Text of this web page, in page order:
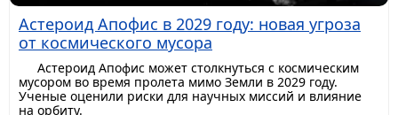
Астероид Апофис в 2029 году: новая угроза
от космического мусора
Астероид Апофис может столкнуться с космическим
мусором во время пролета мимо Земли в 2029 году.
Ученые оценили риски для научных миссий и влияние
на орбиту.